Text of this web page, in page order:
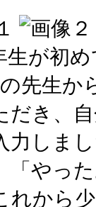
が初
先生か
だき、
力しま
「やっ
れから